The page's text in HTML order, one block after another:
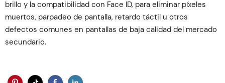
brillo y la compatibilidad con Face ID, para eliminar píxeles
muertos, parpadeo de pantalla, retardo táctil u otros
defectos comunes en pantallas de baja calidad del mercado
secundario.